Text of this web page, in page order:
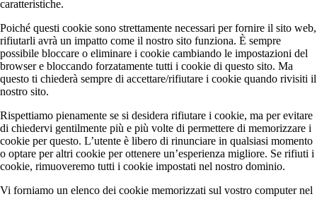
caratteristiche.
Poiché questi cookie sono strettamente necessari per fornire il sito web,
rifiutarli avrà un impatto come il nostro sito funziona. È sempre
possibile bloccare o eliminare i cookie cambiando le impostazioni del
browser e bloccando forzatamente tutti i cookie di questo sito. Ma
questo ti chiederà sempre di accettare/rifiutare i cookie quando rivisiti il
nostro sito.
Rispettiamo pienamente se si desidera rifiutare i cookie, ma per evitare
di chiedervi gentilmente più e più volte di permettere di memorizzare i
cookie per questo. L’utente è libero di rinunciare in qualsiasi momento
o optare per altri cookie per ottenere un’esperienza migliore. Se rifiuti i
cookie, rimuoveremo tutti i cookie impostati nel nostro dominio.
Vi forniamo un elenco dei cookie memorizzati sul vostro computer nel